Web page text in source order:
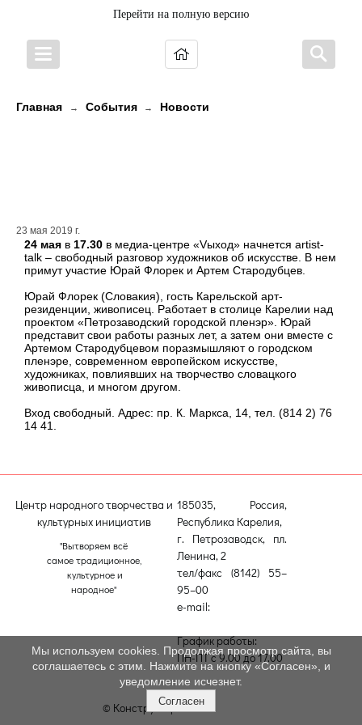
Перейти на полную версию
Главная → События → Новости
23 мая 2019 г.
24 мая в 17.30 в медиа-центре «Vыход» начнется artist-
talk – свободный разговор художников об искусстве. В нем
примут участие Юрай Флорек и Артем Стародубцев.
Юрай Флорек (Словакия), гость Карельской арт-
резиденции, живописец. Работает в столице Карелии над
проектом «Петрозаводский городской пленэр». Юрай
представит свои работы разных лет, а затем они вместе с
Артемом Стародубцевом поразмышляют о городском
пленэре, современном европейском искусстве,
художниках, повлиявших на творчество словацкого
живописца, и многом другом.
Вход свободный. Адрес: пр. К. Маркса, 14, тел. (814 2) 76
14 41.
Центр народного творчества и
культурных инициатив
"Вытворяем всё
самое традиционное,
культурное и
народное"
185035, Россия,
Республика Карелия,
г. Петрозаводск, пл.
Ленина, 2
тел/факс (8142) 55–
95–00
e-mail:
График работы:
ПН-ПТ с 9.00 до 17.00
© Конструктор сайтов
Мы используем cookies. Продолжая просмотр сайта, вы
соглашаетесь с этим. Нажмите на кнопку «Согласен», и
уведомление исчезнет.
Согласен